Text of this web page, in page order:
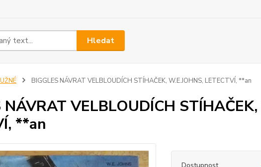
Hledat
BIGGLES NÁVRAT VELBLOUDÍCH STÍHAČEK, W.E.JOHNS, LETECTVÍ, **an
NÁVRAT VELBLOUDÍCH
**an